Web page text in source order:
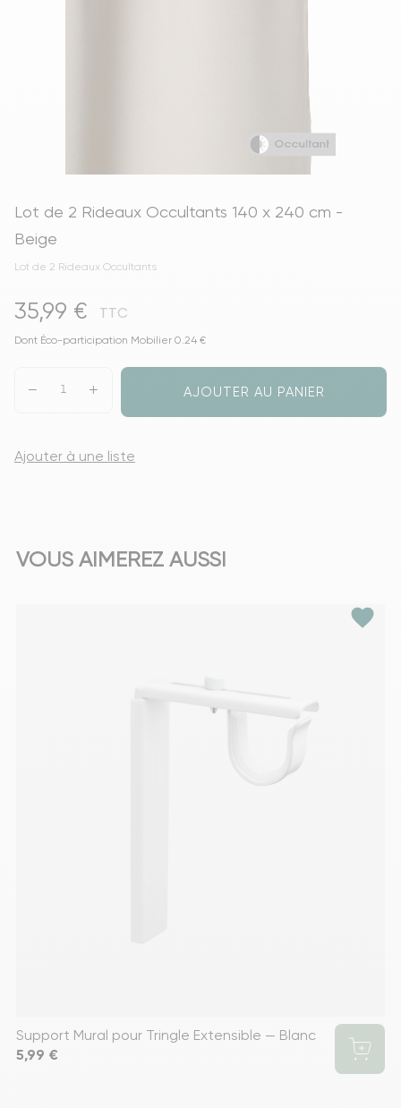
Lot de 2 Rideaux Occultants 140 x 240 cm -
Beige
Lot de 2 Rideaux Occultants
35,99 € TTC
Dont Éco-participation Mobilier 0.24 €
AJOUTER AU PANIER
Ajouter à une liste
VOUS AIMEREZ AUSSI
favorite
Support Mural pour Tringle Extensible — Blanc
Prix
5,99 €